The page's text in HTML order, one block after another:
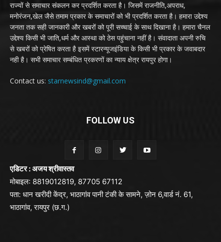
राज्यों से समाचार संकलन कर प्रदर्शित करता है। जिसमें राजनीति,अपराध,
मनोरंजन,खेल जैसे तमाम प्रकार के समाचारों को भी प्रदर्शित करता है। हमारा उद्देश्य
जनता तक सही जानकारी और खबरों को पूरी सच्चाई के साथ दिखाना है। हमारा चैनल
उद्देश्य किसी भी जाति,धर्म और आस्था को ठेस पहुंचाना नहीं है। संवादाता अपनी रुचि
से खबरों को प्रेषित करता है इसमें स्टारन्यूजइंडिया के किसी भी प्रकार के जवाबदार
नही है। सभी समाचार सम्बंधित प्रकरणों का न्याय क्षेत्र रायपुर होगा।
Contact us: starnewsind@gmail.com
FOLLOW US
एडिटर : अजय श्रीवास्तव
मोबाइल: 8819012819, 87705 67112
पता: धान खरीदी केंद्र, भाठागांव पानी टंकी के सामने, ज़ोन 6,वार्ड नं. 61,
भाठागांव, रायपुर (छ.ग.)